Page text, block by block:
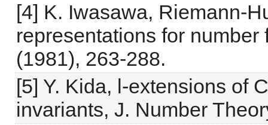
[4] K. Iwasawa, Riemann-
representations for number
(1981), 263-288.
[5] Y. Kida, l-extensions of
invariants, J. Number